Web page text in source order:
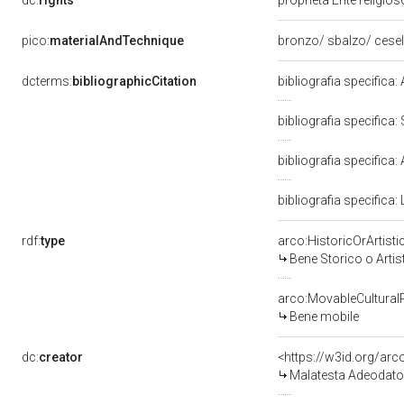
pico:materialAndTechnique bronzo/ sbalzo/
dcterms:bibliographicCitation bibliografia specifica:
bibliografia specifica:
bibliografia specifica:
bibliografia specifica:
rdf:type
Bene Storico o
Bene mobile
dc:creator
<https://w3id.org/
Malatesta